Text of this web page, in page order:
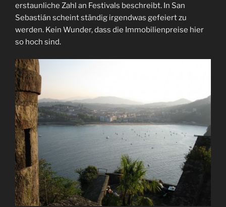
erstaunliche Zahl an Festivals beschreibt. In San
Sebastián scheint ständig irgendwas gefeiert zu
werden. Kein Wunder, dass die Immobilienpreise hier
so hoch sind.